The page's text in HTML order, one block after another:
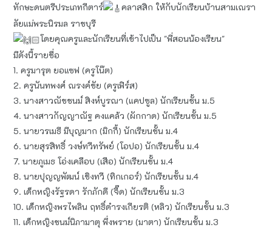
ทักษะดนตรีประเภทกีตาร์
คลาสสิก ให้กับนักเรียนบ้านสามเณรา
ลัยแม่พระนิรมล ราชบุรี
โดยคุณครูและนักเรียนที่เข้าไปเป็น "พี่สอนน้องเรียน"
มีดังนี้รายชื่อ
1. ครูมารุต ยอแซฟ (ครูโน๊ต)
2. ครูนันทพงศ์ ณรงค์ชัย (ครูเฟิร์ส)
3. นางสาวณัชชนม์ สิงห์บูรณา (แคปซูล) นักเรียนชั้น ม.5
4. นางสาวกัญญาณัฐ คงแคล้ว (ผักกาด) นักเรียนชั้น ม.5
5. นายวรเมธี มีบุญมาก (มิกกี้) นักเรียนชั้น ม.4
6. นายสุรสิทธิ์ วงษ์ทวีทรัพย์ (โอปอ) นักเรียนชั้น ม.4
7. นายภูเมธ โอ่งเคลือบ (เสือ) นักเรียนชั้น ม.4
8. นายปุญญพัฒน์ เชิงทวี (ทิกเกอร์) นักเรียนชั้น ม.4
9. เด็กหญิงรัฐรดา รักภักดี (จี๊ด) นักเรียนชั้น ม.3
10. เด็กหญิงพรไพลิน ฤทธิ์ดำรงเกียรติ (หลิว) นักเรียนชั้น ม.3
11. เด็กหญิงชนม์นิภามาตุ พึ่งพราย (มาตา) นักเรียนชั้น ม.3